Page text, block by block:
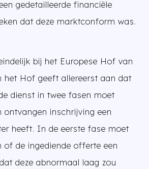
gedetailleerde financiële
dat deze marktconform was.
bij het Europese Hof van
het Hof geeft allereerst aan dat
dienst in twee fasen moet
ontvangen inschrijving een
heeft. In de eerste fase moet
of de ingediende offerte een
deze abnormaal laag zou